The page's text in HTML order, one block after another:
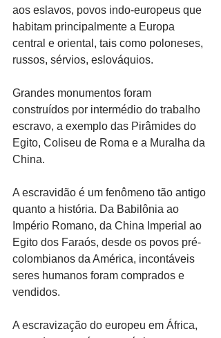
aos eslavos, povos indo-europeus que
habitam principalmente a Europa
central e oriental, tais como poloneses,
russos, sérvios, eslováquios.
Grandes monumentos foram
construídos por intermédio do trabalho
escravo, a exemplo das Pirâmides do
Egito, Coliseu de Roma e a Muralha da
China.
A escravidão é um fenômeno tão antigo
quanto a história. Da Babilônia ao
Império Romano, da China Imperial ao
Egito dos Faraós, desde os povos pré-
colombianos da América, incontáveis
seres humanos foram comprados e
vendidos.
A escravização do europeu em África,